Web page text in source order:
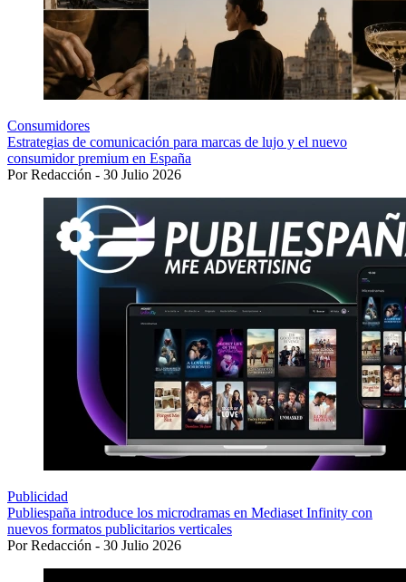
Consumidores
Estrategias de comunicación para marcas de lujo y el nuevo
consumidor premium en España
Por Redacción - 30 Julio 2026
Publicidad
Publiespaña introduce los microdramas en Mediaset Infinity con
nuevos formatos publicitarios verticales
Por Redacción - 30 Julio 2026